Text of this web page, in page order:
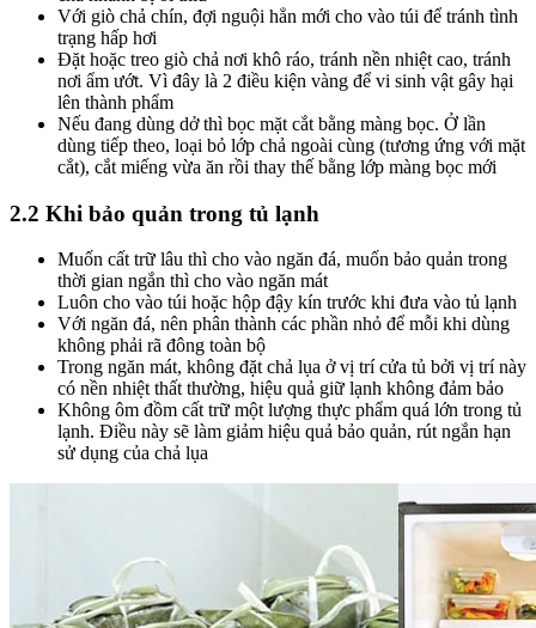
Với giò chả chín, đợi nguội hẳn mới cho vào túi để tránh tình
trạng hấp hơi
Đặt hoặc treo giò chả nơi khô ráo, tránh nền nhiệt cao, tránh
nơi ẩm ướt. Vì đây là 2 điều kiện vàng để vi sinh vật gây hại
lên thành phẩm
Nếu đang dùng dở thì bọc mặt cắt bằng màng bọc. Ở lần
dùng tiếp theo, loại bỏ lớp chả ngoài cùng (tương ứng với mặt
cắt), cắt miếng vừa ăn rồi thay thế bằng lớp màng bọc mới
2.2 Khi bảo quản trong tủ lạnh
Muốn cất trữ lâu thì cho vào ngăn đá, muốn bảo quản trong
thời gian ngắn thì cho vào ngăn mát
Luôn cho vào túi hoặc hộp đậy kín trước khi đưa vào tủ lạnh
Với ngăn đá, nên phân thành các phần nhỏ để mỗi khi dùng
không phải rã đông toàn bộ
Trong ngăn mát, không đặt chả lụa ở vị trí cửa tủ bởi vị trí này
có nền nhiệt thất thường, hiệu quả giữ lạnh không đảm bảo
Không ôm đồm cất trữ một lượng thực phẩm quá lớn trong tủ
lạnh. Điều này sẽ làm giảm hiệu quả bảo quản, rút ngắn hạn
sử dụng của chả lụa